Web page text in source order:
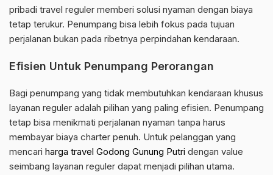
pribadi travel reguler memberi solusi nyaman dengan biaya
tetap terukur. Penumpang bisa lebih fokus pada tujuan
perjalanan bukan pada ribetnya perpindahan kendaraan.
Efisien Untuk Penumpang Perorangan
Bagi penumpang yang tidak membutuhkan kendaraan khusus
layanan reguler adalah pilihan yang paling efisien. Penumpang
tetap bisa menikmati perjalanan nyaman tanpa harus
membayar biaya charter penuh. Untuk pelanggan yang
mencari harga travel Godong Gunung Putri dengan value
seimbang layanan reguler dapat menjadi pilihan utama.